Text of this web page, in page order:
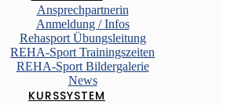
Ansprechpartnerin
Anmeldung / Infos
Rehasport Übungsleitung
REHA-Sport Trainingszeiten
REHA-Sport Bildergalerie
News
KURSSYSTEM